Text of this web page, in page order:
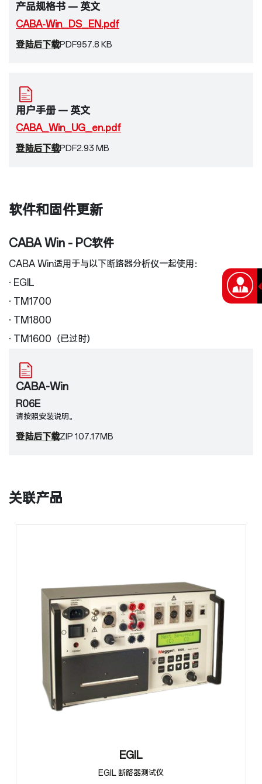
产品规格书 — 英文
CABA-Win_DS_EN.pdf
登陆后下载PDF957.8 KB
用户手册 — 英文
CABA_Win_UG_en.pdf
登陆后下载PDF2.93 MB
软件和固件更新
CABA Win - PC软件
CABA Win适用于与以下断路器分析仪一起使用：
· EGIL
· TM1700
· TM1800
· TM1600（已过时）
CABA-Win
R06E
请按照安装说明。
登陆后下载ZIP 107.17MB
关联产品
EGIL
EGIL 断路器测试仪